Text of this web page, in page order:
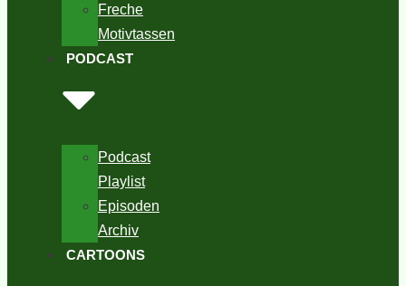
Freche
Motivtassen
PODCAST
Podcast
Playlist
Episoden
Archiv
CARTOONS